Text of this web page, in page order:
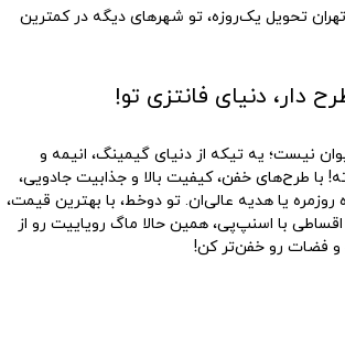
تحویل یک‌روزه، تو شهرهای دیگه در کمترین
دار، دنیای فانتزی تو!
نیست؛ یه تیکه از دنیای گیمینگ، انیمه و
با طرح‌های خفن، کیفیت بالا و جذابیت جادویی،
روزمره یا هدیه عالی‌ان. تو دوخط، با بهترین قیمت،
با اسنپ‌پی، همین حالا ماگ رویاییت رو از
فضات رو خفن‌تر کن!